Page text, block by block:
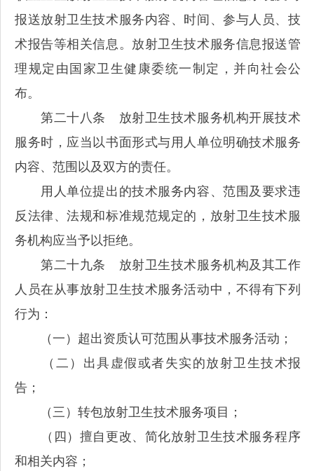
报送放射卫生技术服务内容、时间、参与人员、技
术报告等相关信息。放射卫生技术服务信息报送管
理规定由国家卫生健康委统一制定，并向社会公
布。
第二十八条 放射卫生技术服务机构开展技术
服务时，应当以书面形式与用人单位明确技术服务
内容、范围以及双方的责任。
用人单位提出的技术服务内容、范围及要求违
反法律、法规和标准规范规定的，放射卫生技术服
务机构应当予以拒绝。
第二十九条 放射卫生技术服务机构及其工作
人员在从事放射卫生技术服务活动中，不得有下列
行为：
（一）超出资质认可范围从事技术服务活动；
（二）出具虚假或者失实的放射卫生技术报
告；
（三）转包放射卫生技术服务项目；
（四）擅自更改、简化放射卫生技术服务程序
和相关内容；